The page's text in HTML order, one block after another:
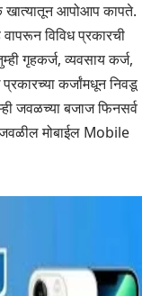
खात्यातून आपोआप कापते.
विविध प्रकारची
गृहकर्ज, व्यवसाय कर्ज,
कर्जांमधून निवडू
जवळच्या बजाज फिनसर्व
मोबाईल Mobile